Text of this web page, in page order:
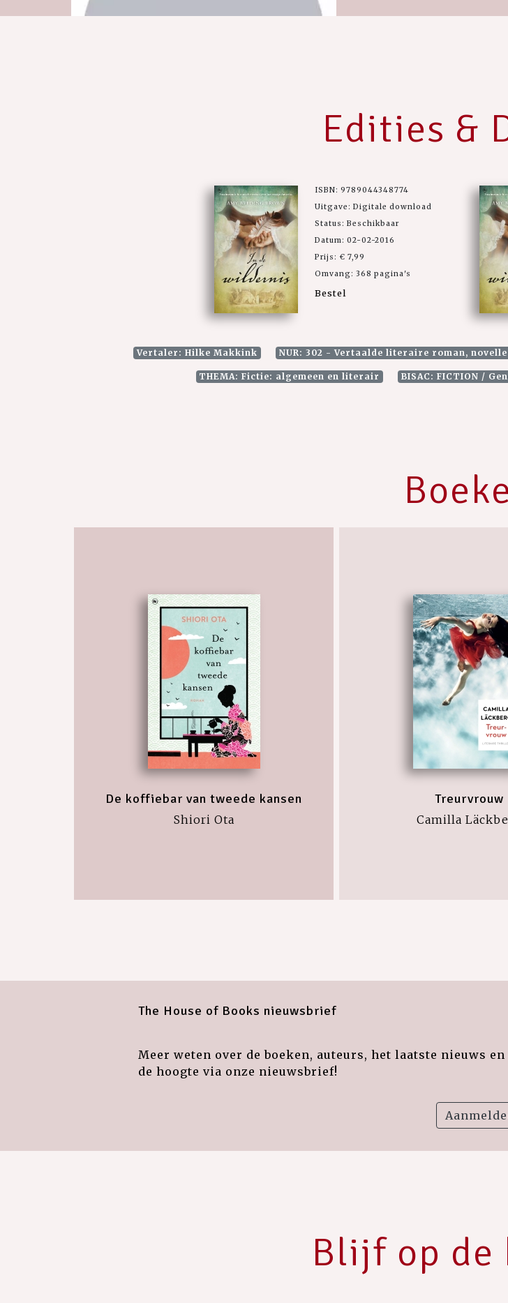
Edities &
ISBN: 9789044348774
Uitgave: Digitale download
Status: Beschikbaar
Datum: 02-02-2016
Prijs: € 7,99
Omvang: 368 pagina's
Bestel
Vertaler: Hilke Makkink NUR: 302 - Vertaalde literaire roman, novelle
THEMA: Fictie: algemeen en literair BISAC: FICTION /
De koffiebar van tweede kansen
Shiori Ota
Treurvrouw
Camilla
The House of Books nieuwsbrief
Meer weten over de boeken, auteurs, het laatste nieuws
de hoogte via onze nieuwsbrief!
Blijf op de